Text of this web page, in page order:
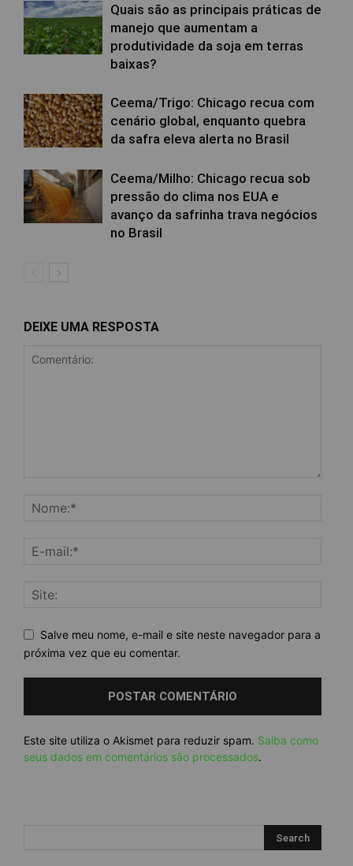
Quais são as principais práticas de
manejo que aumentam a
produtividade da soja em terras
baixas?
Ceema/Trigo: Chicago recua com
cenário global, enquanto quebra
da safra eleva alerta no Brasil
Ceema/Milho: Chicago recua sob
pressão do clima nos EUA e
avanço da safrinha trava negócios
no Brasil
DEIXE UMA RESPOSTA
Salve meu nome, e-mail e site neste navegador para a
próxima vez que eu comentar.
Este site utiliza o Akismet para reduzir spam. Saiba como
seus dados em comentários são processados.